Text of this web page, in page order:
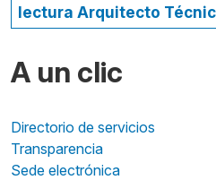
lectura Arquitecto
A un clic
Directorio de servicios
Transparencia
Sede electrónica